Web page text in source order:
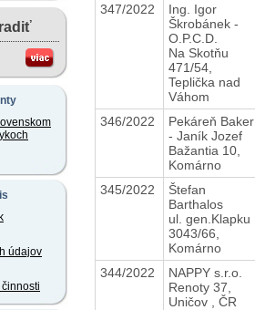
údajov
347/2022
Ing. Igor
Škrobánek -
O.P.C.D.
Na Skotňu
471/54,
Teplička nad
Váhom
346/2022
Pekáreň Baker
- Janík Jozef
Bažantia 10,
Komárno
345/2022
Štefan
Barthalos
ul. gen.Klapku
3043/66,
Komárno
344/2022
NAPPY s.r.o.
Renoty 37,
Uničov , ČR